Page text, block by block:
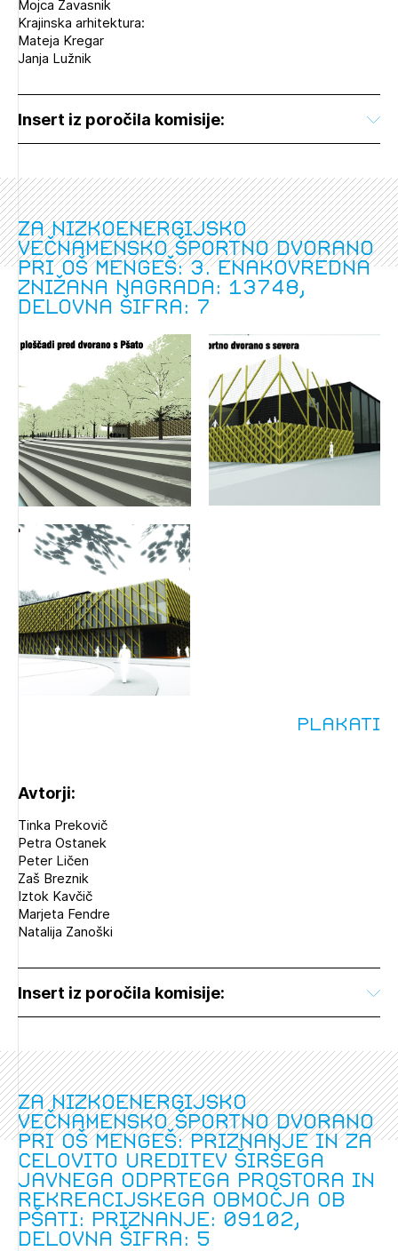
Mojca Zavasnik
Krajinska arhitektura:
Mateja Kregar
Janja Lužnik
Insert iz poročila komisije:
Za nizkoenergijsko
večnamensko športno dvorano
pri OŠ Mengeš: 3. enakovredna
znižana nagrada: 13748,
delovna šifra: 7
Plakati
Avtorji:
Tinka Prekovič
Petra Ostanek
Peter Ličen
Zaš Breznik
Iztok Kavčič
Marjeta Fendre
Natalija Zanoški
Insert iz poročila komisije:
Za nizkoenergijsko
večnamensko športno dvorano
pri OŠ Mengeš: Priznanje in za
celovito ureditev širšega
javnega odprtega prostora in
rekreacijskega območja ob
Pšati: Priznanje: 09102,
delovna šifra: 5